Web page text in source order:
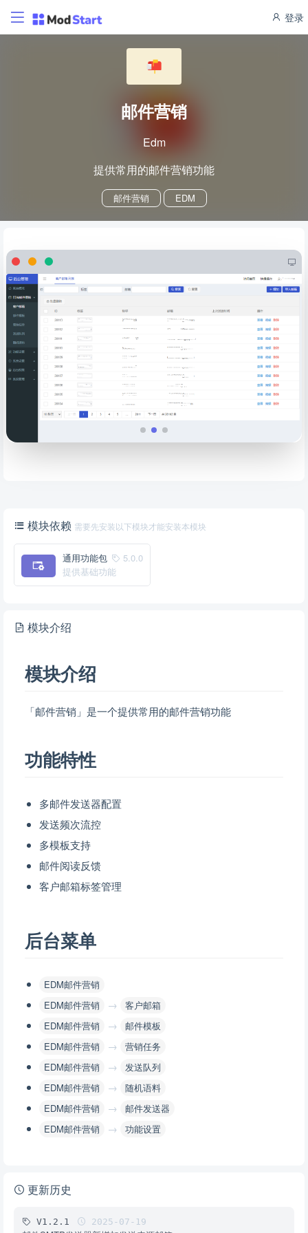
登录
邮件营销
Edm
提供常用的邮件营销功能
邮件营销 EDM
模块依赖 需要先安装以下模块才能安装本模块
5.0.0
通用功能包
提供基础功能
模块介绍
模块介绍
「邮件营销」是一个提供常用的邮件营销功能
功能特性
多邮件发送器配置
发送频次流控
多模板支持
邮件阅读反馈
客户邮箱标签管理
后台菜单
EDM邮件营销
EDM邮件营销
→
客户邮箱
EDM邮件营销
→
邮件模板
EDM邮件营销
→
营销任务
EDM邮件营销
→
发送队列
EDM邮件营销
→
随机语料
EDM邮件营销
→
邮件发送器
EDM邮件营销
→ 功能设置
更新历史
V1.2.1 2025-07-19